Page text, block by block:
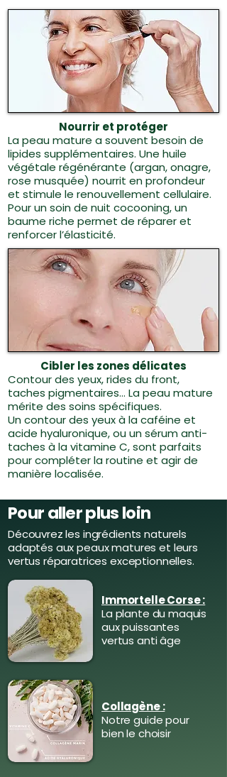
Nourrir et protéger
La peau mature a souvent besoin de
lipides supplémentaires. Une huile
végétale régénérante (argan, onagre,
rose musquée) nourrit en profondeur
et stimule le renouvellement cellulaire.
Pour un soin de nuit cocooning, un
baume riche permet de réparer et
renforcer l’élasticité.
Cibler les zones délicates
Contour des yeux, rides du front,
taches pigmentaires… La peau mature
mérite des soins spécifiques.
Un contour des yeux à la caféine et
acide hyaluronique, ou un sérum anti-
taches à la vitamine C, sont parfaits
pour compléter la routine et agir de
manière localisée.
Pour aller plus loin
Découvrez les ingrédients naturels
adaptés aux peaux matures et leurs
vertus réparatrices exceptionnelles.
Immortelle Corse :
La plante du maquis
aux puissantes
vertus anti âge
Collagène :
Notre guide pour
bien le choisir